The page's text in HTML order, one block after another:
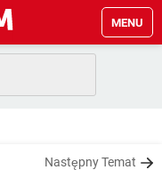
MENU
Następny Temat